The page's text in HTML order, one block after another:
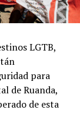
LGTB,
para
de Ruanda,
de esta